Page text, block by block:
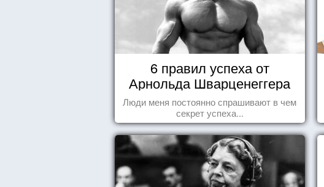
6 правил успеха от
Арнольда Шварценеггера
Люди меня постоянно спрашивают в чем
секрет успеха...